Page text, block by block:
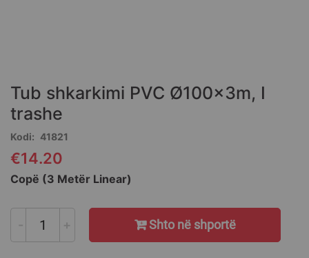
beginning
of
the
images
gallery
Tub shkarkimi PVC Ø100x3m, I
trashe
Kodi 41821
€14.20
Copë (3 Metër Linear)
- + Shto në shportë